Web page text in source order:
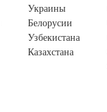
Украины
Белорусии
Узбекистана
Казахстана